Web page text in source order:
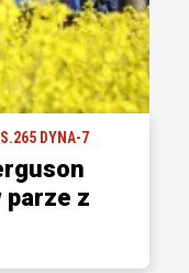
DYNA-7
parze z